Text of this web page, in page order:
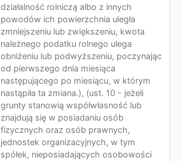
działalność rolniczą albo z innych
powodów ich powierzchnia uległa
zmniejszeniu lub zwiększeniu, kwota
należnego podatku rolnego ulega
obniżeniu lub podwyższeniu, poczynając
od pierwszego dnia miesiąca
następującego po miesiącu, w którym
nastąpiła ta zmiana.), (ust. 10 - jeżeli
grunty stanowią współwłasność lub
znajdują się w posiadaniu osób
fizycznych oraz osób prawnych,
jednostek organizacyjnych, w tym
spółek, nieposiadających osobowości